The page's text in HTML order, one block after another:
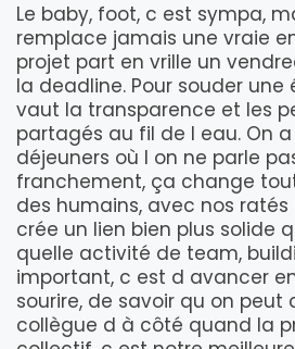
Le baby, foot, c est sympa,
remplace jamais une vraie
projet part en vrille un
la deadline. Pour souder une
vaut la transparence et les
partagés au fil de l eau. On
déjeuners où l on ne parle
franchement, ça change
des humains, avec nos
crée un lien bien plus solide
quelle activité de team,
important, c est d avancer
sourire, de savoir qu on peut
collègue d à côté quand la